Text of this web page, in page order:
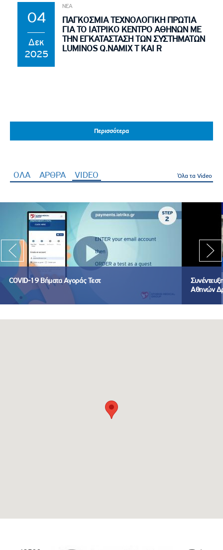
Περισσότερα
Περισσότερα
04
Δεκ
2025
ΝΕΑ
ΠΑΓΚΟΣΜΙΑ ΤΕΧΝΟΛΟΓΙΚΗ ΠΡΩΤΙΑ
ΓΙΑ ΤΟ ΙΑΤΡΙΚΟ ΚΕΝΤΡΟ ΑΘΗΝΩΝ ΜΕ
ΤΗΝ ΕΓΚΑΤΑΣΤΑΣΗ ΤΩΝ ΣΥΣΤΗΜΑΤΩΝ
LUMINOS Q.NAMIX T ΚΑΙ R
ΟΛΑ ΑΡΘΡΑ VIDEO Όλα τα Video
COVID-19 Βήματα Αγοράς Τεστ
Αθηνών